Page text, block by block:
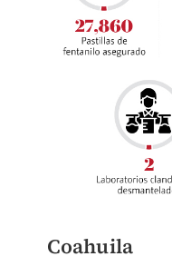
Coahuila